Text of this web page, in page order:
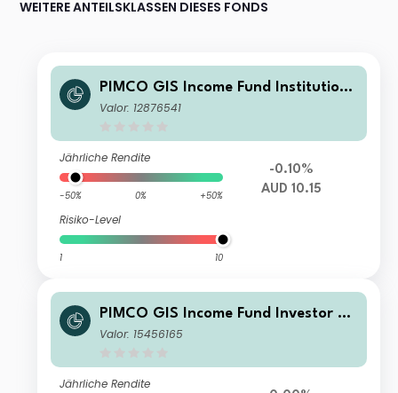
WEITERE ANTEILSKLASSEN DIESES FONDS
PIMCO GIS Income Fund Institutiona
l AUD (Hedged) Income
Valor: 12876541
Jährliche Rendite
-50% 0% +50%
Risiko-Level
1 10
-0.10%
AUD 10.15
PIMCO GIS Income Fund Investor C
HF (Hedged) Income
Valor: 15456165
Jährliche Rendite